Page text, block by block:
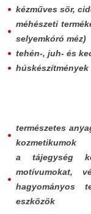
kézműves sör,
méhészeti
selyemkóró méz)
tehén-, juh- és
húskészítmények
természetes
kozmetikumok
a tájegység
motívumokat,
hagyományos
eszközök